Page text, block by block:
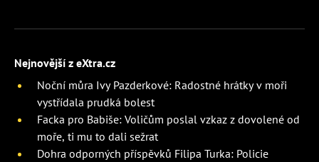
Nejnovější z eXtra.cz
Noční můra Ivy Pazderkové: Radostné hrátky v moři
vystřídala prudká bolest
Facka pro Babiše: Voličům poslal vzkaz z dovolené od
moře, ti mu to dali sežrat
Dohra odporných příspěvků Filipa Turka: Policie